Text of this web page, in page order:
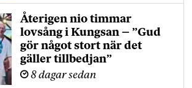
Återigen nio timmar
lovsång i Kungsan – ”Gud
gör något stort när det
gäller tillbedjan”
8 dagar sedan